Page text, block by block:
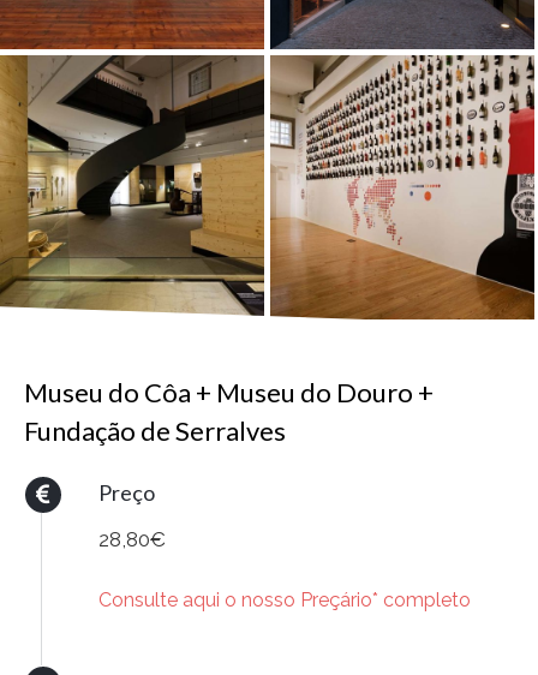
Museu do Côa + Museu do Douro +
Fundação de Serralves
Preço
28,80€
Consulte aqui o nosso Preçário* completo